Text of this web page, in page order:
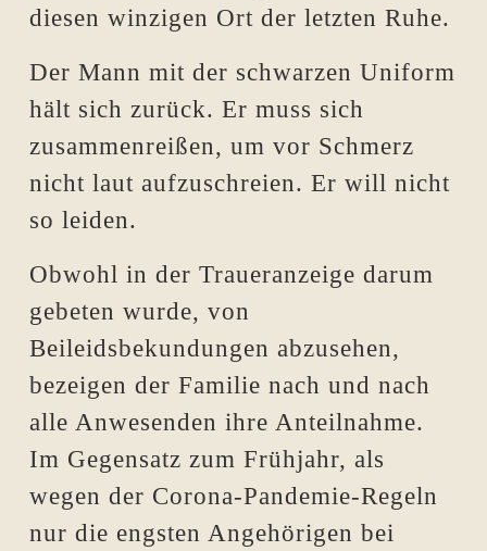
diesen winzigen Ort der letzten Ruhe.
Der Mann mit der schwarzen Uniform
hält sich zurück. Er muss sich
zusammenreißen, um vor Schmerz
nicht laut aufzuschreien. Er will nicht
so leiden.
Obwohl in der Traueranzeige darum
gebeten wurde, von
Beileidsbekundungen abzusehen,
bezeigen der Familie nach und nach
alle Anwesenden ihre Anteilnahme.
Im Gegensatz zum Frühjahr, als
wegen der Corona-Pandemie-Regeln
nur die engsten Angehörigen bei